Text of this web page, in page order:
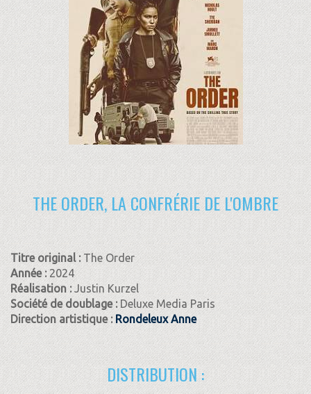
THE ORDER, LA CONFRÉRIE DE L'OMBRE
Titre original : The Order
Année : 2024
Réalisation :Justin Kurzel
Société de doublage :Deluxe Media Paris
Direction artistique : Rondeleux Anne
DISTRIBUTION :